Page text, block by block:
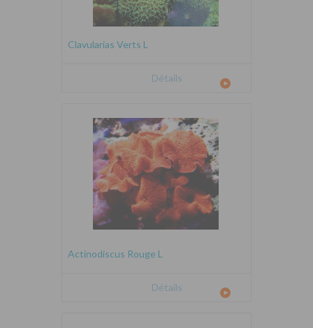
Clavularias Verts L
Détails
Actinodiscus Rouge L
Détails